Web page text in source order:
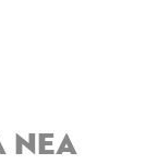
ΝΕΑ